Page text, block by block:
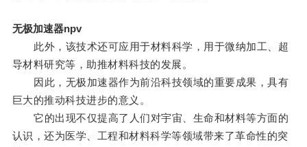
无极加速器npv
此外，该技术还可应用于材料科学，用于微纳加工、超
导材料研究等，助推材料科技的发展。
因此，无极加速器作为前沿科技领域的重要成果，具有
巨大的推动科技进步的意义。
它的出现不仅提高了人们对宇宙、生命和材料等方面的
认识，还为医学、工程和材料科学等领域带来了革命性的突